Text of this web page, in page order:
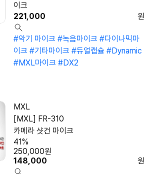
이크
221,000
원
#악기 마이크 #녹음마이크 #다이나믹마
이크 #기타마이크 #듀얼캡슐 #Dynamic
#MXL마이크 #DX2
MXL
[MXL] FR-310
카메라 샷건 마이크
148,000 원
250,000원
41%